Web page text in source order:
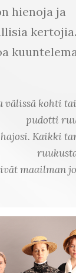
hienoja ja
kertojia.
välissä kohti
pudotti
hajosi. Kaikki
maailman